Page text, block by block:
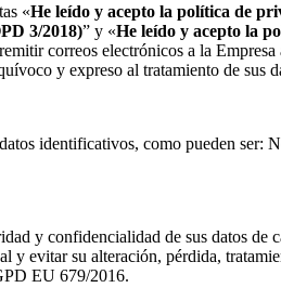
«He leído y acepto la política de
3/2018)” y «He leído y acepto la
correos electrónicos a la
y expreso al tratamiento de sus
identificativos, como pueden
y confidencialidad de sus datos de
y evitar su alteración, pérdida,
EU 679/2016.